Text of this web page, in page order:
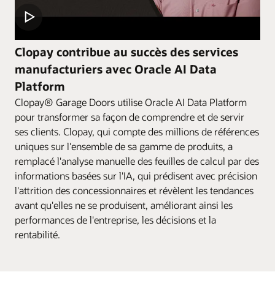
Clopay contribue au succès des services
manufacturiers avec Oracle AI Data
Platform
Clopay® Garage Doors utilise Oracle AI Data Platform
pour transformer sa façon de comprendre et de servir
ses clients. Clopay, qui compte des millions de références
uniques sur l'ensemble de sa gamme de produits, a
remplacé l'analyse manuelle des feuilles de calcul par des
informations basées sur l'IA, qui prédisent avec précision
l'attrition des concessionnaires et révèlent les tendances
avant qu'elles ne se produisent, améliorant ainsi les
performances de l'entreprise, les décisions et la
rentabilité.